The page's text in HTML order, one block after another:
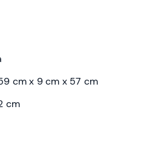
cm x 9 cm x 57 cm
cm